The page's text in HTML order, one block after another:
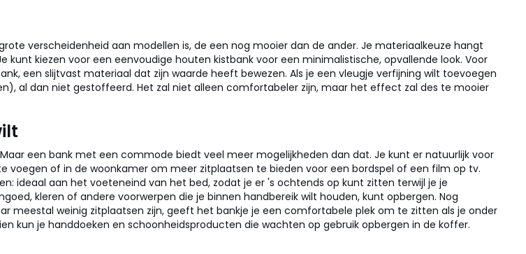
verscheidenheid aan modellen is, de een nog mooier dan de ander. Je materiaalkeuze hangt
kunt kiezen voor een eenvoudige houten kistbank voor een minimalistische, opvallende look. Voor
een slijtvast materiaal dat zijn waarde heeft bewezen. Als je een vleugje verfijning wilt toevoegen
al dan niet gestoffeerd. Het zal niet alleen comfortabeler zijn, maar het effect zal des te mooier
een bank met een commode biedt veel meer mogelijkheden dan dat. Je kunt er natuurlijk voor
of in de woonkamer om meer zitplaatsen te bieden voor een bordspel of een film op tv.
ideaal aan het voeteneind van het bed, zodat je er 's ochtends op kunt zitten terwijl je je
kleren of andere voorwerpen die je binnen handbereik wilt houden, kunt opbergen. Nog
meestal weinig zitplaatsen zijn, geeft het bankje je een comfortabele plek om te zitten als je onder
kun je handdoeken en schoonheidsproducten die wachten op gebruik opbergen in de koffer.